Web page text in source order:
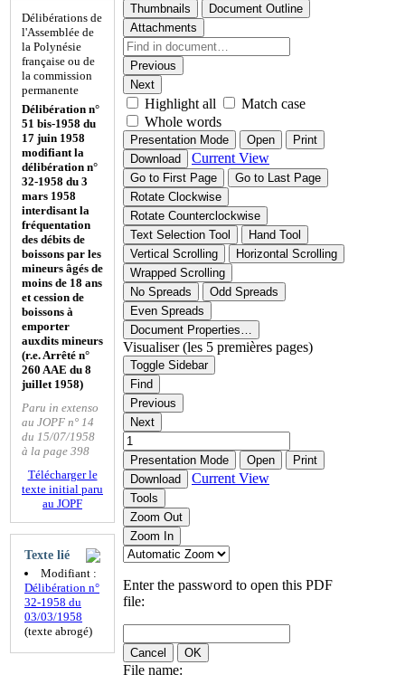
Délibérations de
l'Assemblée de
la Polynésie
française ou de
la commission
permanente
Délibération n°
51 bis-1958 du
17 juin 1958
modifiant la
délibération n°
32-1958 du 3
mars 1958
interdisant la
fréquentation
des débits de
boissons par les
mineurs âgés de
moins de 18 ans
et cession de
boissons à
emporter
auxdits mineurs
(r.e. Arrêté n°
260 AAE du 8
juillet 1958)
Paru in extenso
au JOPF n° 14
du 15/07/1958
à la page 398
Télécharger le
texte initial paru
au JOPF
Texte lié
Modifiant :
Délibération n°
32-1958 du
03/03/1958
(texte abrogé)
Thumbnails
Document Outline
Attachments
Previous
Next
Highlight all
Match case
Whole words
Presentation Mode Open
Print
Download
Current View
Go to First Page
Go to Last Page
Rotate Clockwise
Rotate Counterclockwise
Text Selection Tool
Hand Tool
Vertical Scrolling
Horizontal Scrolling
Wrapped Scrolling
No Spreads
Odd Spreads
Even Spreads
Document Properties…
Visualiser (les 5 premières pages)
Toggle Sidebar
Find
Previous
Next
Presentation Mode Open
Print
Download
Current View
Tools
Zoom Out
Zoom In
Enter the password to open this PDF
file:
Cancel OK
File name: